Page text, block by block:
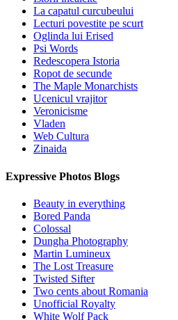
La capatul curcubeului
Lecturi povestite pe scurt
Oglinda lui Erised
Psi Words
Redescopera Istoria
Ropot de secunde
The Maple Monarchists
Ucenicul vrajitor
Veronicisme
Vladen
Web Cultura
Zinaida
Expressive Photos Blogs
Beauty in everything
Bored Panda
Colossal
Dungha Photography
Martin Lumineux
The Lost Treasure
Twisted Sifter
Two cents about Romania
Unofficial Royalty
White Wolf Pack